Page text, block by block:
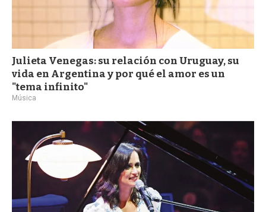
Julieta Venegas: su relación con Uruguay, su
vida en Argentina y por qué el amor es un
"tema infinito"
Música